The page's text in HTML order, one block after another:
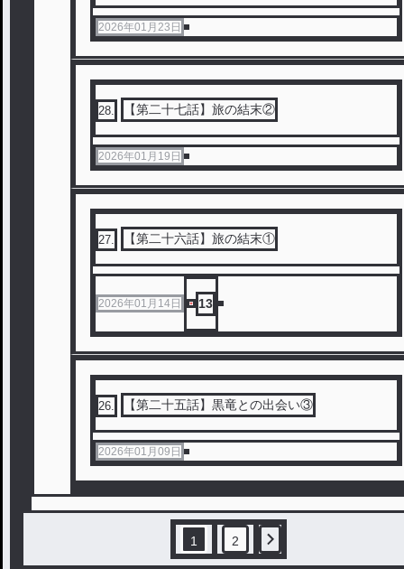
2026年01月23日
28 【第二十七話】旅の結末②
2026年01月19日
27 【第二十六話】旅の結末①
2026年01月14日 13
26 【第二十五話】黒竜との出会い③
2026年01月09日
1 2